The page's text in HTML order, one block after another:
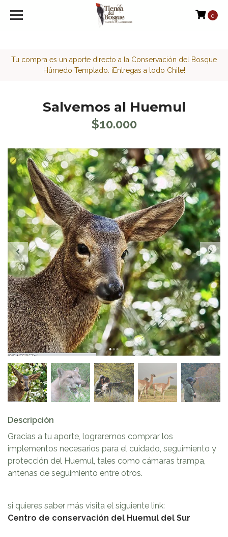
<script>function loadScript(a){var
Tu compra es un aporte directo a la Conservación del Bosque
Húmedo Templado. ¡Entregas a todo Chile!
0
Salvemos al Huemul
$10.000
Descripción
Gracias a tu aporte, lograremos comprar los
implementos necesarios para el cuidado, seguimiento y
protección del Huemul, tales como cámaras trampa,
antenas de seguimiento entre otros.
si quieres saber más visita el siguiente link:
Centro de conservación del Huemul del Sur